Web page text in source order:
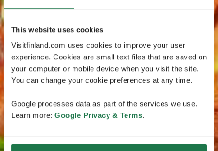
This website uses cookies
Visitfinland.com uses cookies to improve your user
experience. Cookies are small text files that are saved on
your computer or mobile device when you visit the site.
You can change your cookie preferences at any time.
Google processes data as part of the services we use.
Learn more: Google Privacy & Terms.